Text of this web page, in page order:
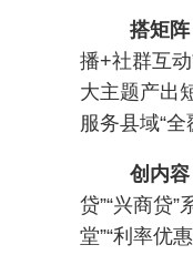
搭矩阵
播+社群互
大主题产出
服务县域“全
创内容
贷”“兴商贷
堂”“利率优